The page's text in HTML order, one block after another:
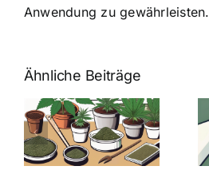
Anwendung zu gewährleisten.
Ähnliche Beiträge
Neue THC-
Grenzwert-
Regelung:
Was Sie über
Cannabis und